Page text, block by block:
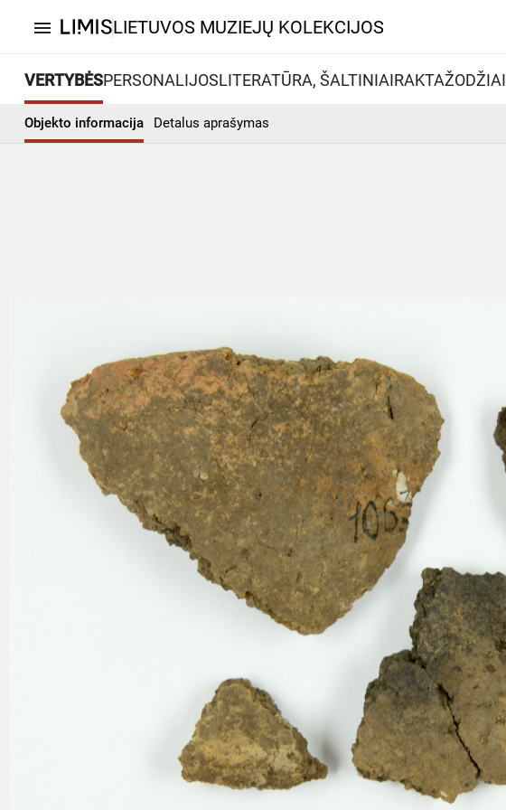
menu LIETUVOS MUZIEJŲ KOLEKCIJOS
VERTYBĖSPERSONALIJOSLITERATŪRA, ŠALTINIAIRAKTAŽODŽIAI
Objekto informacija Detalus aprašymas